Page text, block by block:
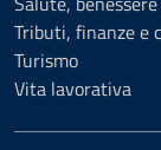
Tributi, finanze e
Turismo
Vita lavorativa